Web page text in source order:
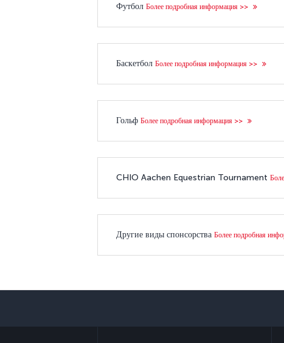
Футбол Более подробная информация >>
Баскетбол Более подробная информация >>
Гольф Более подробная информация >>
CHIO Aachen Equestrian Tournament
Другие виды спонсорства Более подробная